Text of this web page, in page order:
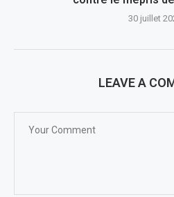
30 juillet
LEAVE A